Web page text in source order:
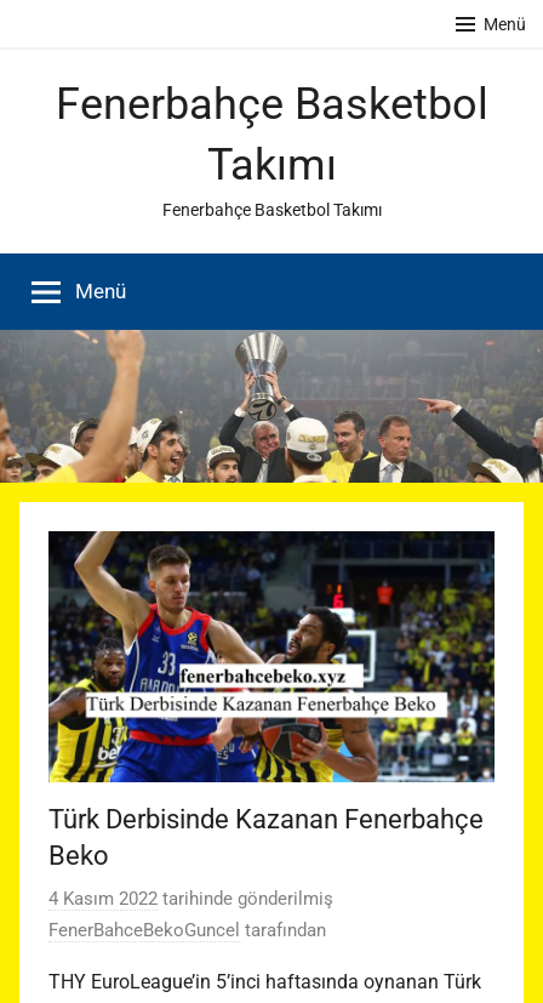
Menü
Fenerbahçe Basketbol
Takımı
Fenerbahçe Basketbol Takımı
Menü
Türk Derbisinde Kazanan Fenerbahçe
Beko
4 Kasım 2022 tarihinde gönderilmiş
FenerBahceBekoGuncel tarafından
THY EuroLeague’in 5’inci haftasında oynanan Türk